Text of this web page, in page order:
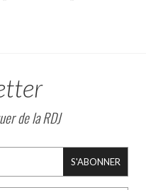
de la RDJ
S'ABONNER